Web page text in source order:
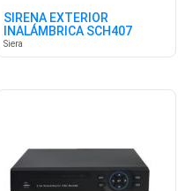
SIRENA EXTERIOR
INALÁMBRICA SCH407
SIECO
Siera